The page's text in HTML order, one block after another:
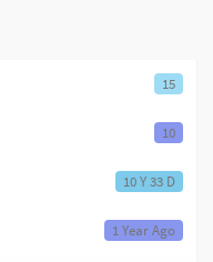
15
10
10 Y 33 D
1 Year Ago